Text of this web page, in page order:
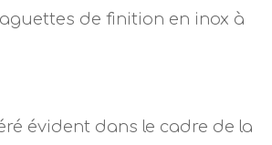
de finition en inox à
évident dans le cadre de la